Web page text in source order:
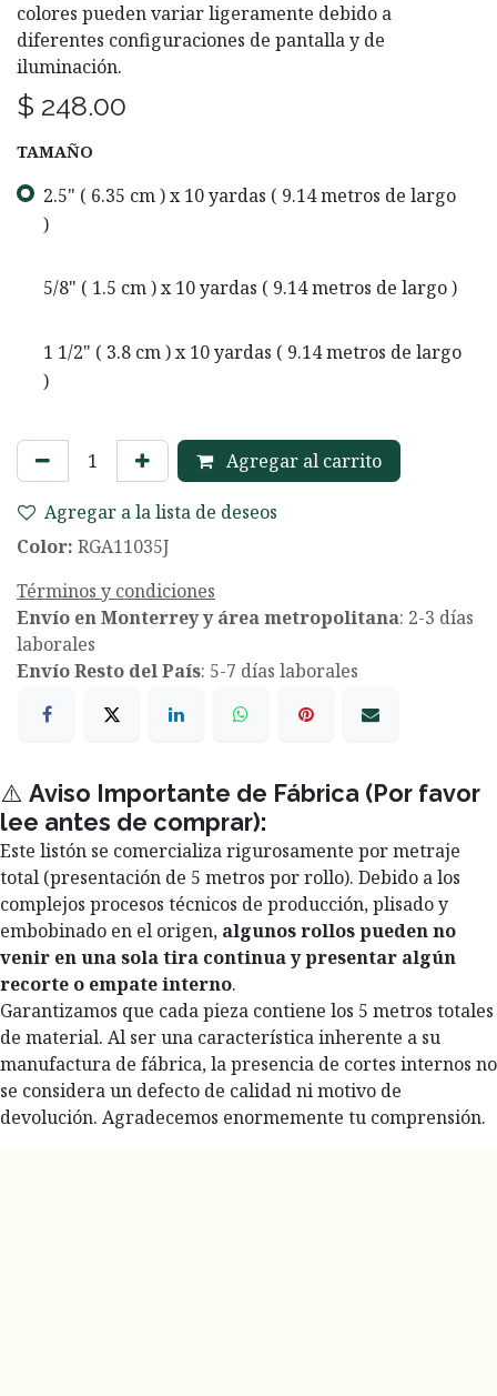
colores pueden variar ligeramente debido a
diferentes configuraciones de pantalla y de
iluminación.
$ 248.00
TAMAÑO
2.5" ( 6.35 cm ) x 10 yardas ( 9.14 metros de largo
)
5/8" ( 1.5 cm ) x 10 yardas ( 9.14 metros de largo )
1 1/2" ( 3.8 cm ) x 10 yardas ( 9.14 metros de largo
)
Agregar al carrito
Agregar a la lista de deseos
Color: RGA11035J
Términos y condiciones
Envío en Monterrey y área metropolitana: 2-3 días
laborales
Envío Resto del País: 5-7 días laborales
⚠️ Aviso Importante de Fábrica (Por favor
lee antes de comprar):
Este listón se comercializa rigurosamente por metraje
total (presentación de 5 metros por rollo). Debido a los
complejos procesos técnicos de producción, plisado y
embobinado en el origen, algunos rollos pueden no
venir en una sola tira continua y presentar algún
recorte o empate interno.
Garantizamos que cada pieza contiene los 5 metros totales
de material. Al ser una característica inherente a su
manufactura de fábrica, la presencia de cortes internos no
se considera un defecto de calidad ni motivo de
devolución. Agradecemos enormemente tu comprensión.